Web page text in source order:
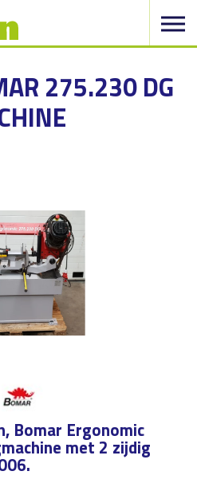
275.230 DG
Bomar Ergonomic
met 2 zijdig